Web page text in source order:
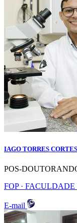
IAGO TORRES
POS-
FOP ·
E-mail